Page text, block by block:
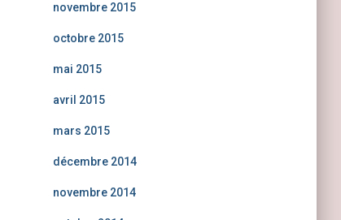
novembre 2015
octobre 2015
mai 2015
avril 2015
mars 2015
décembre 2014
novembre 2014